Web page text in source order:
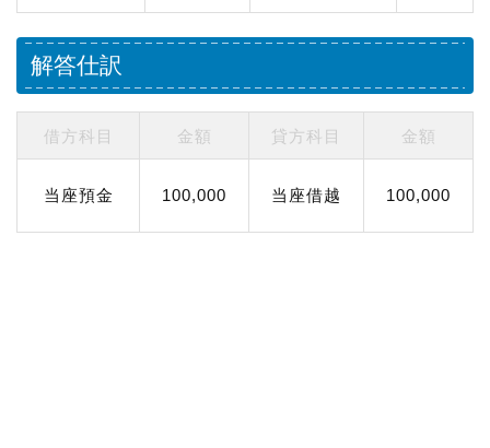
解答仕訳
借方科目 金額 貸方科目 金額
当座預金 100,000 当座借越 100,000